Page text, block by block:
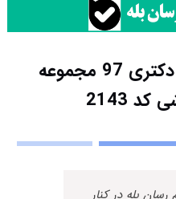
دانلود سؤالات آزمون دکتری 97 مجموعه
2143
رسان بله در کنار